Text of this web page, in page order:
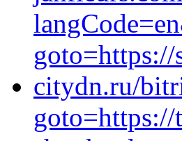
goto=https://
citydn.ru/